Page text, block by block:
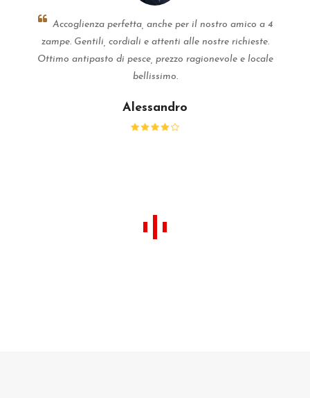
Accoglienza perfetta, anche per il nostro amico a 4
zampe. Gentili, cordiali e attenti alle nostre richieste.
Ottimo antipasto di pesce, prezzo ragionevole e locale
bellissimo.
Alessandro